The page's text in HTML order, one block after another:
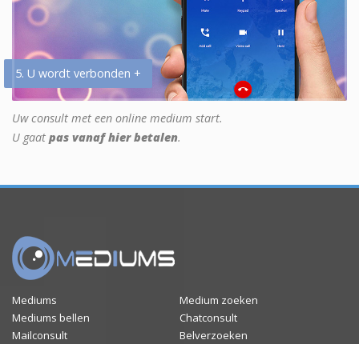
5. U wordt verbonden +
Uw consult met een online medium start.
U gaat pas vanaf hier betalen.
Mediums
Medium zoeken
Mediums bellen
Chatconsult
Mailconsult
Belverzoeken